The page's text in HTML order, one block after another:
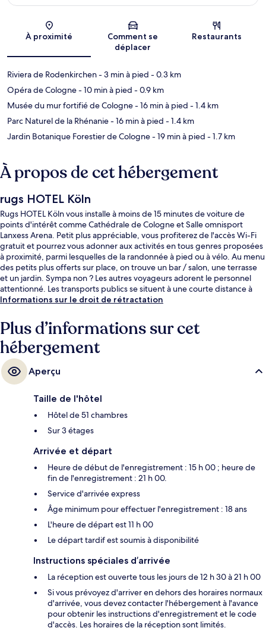
Carte
À proximité
Comment se
déplacer
Restaurants
Riviera de Rodenkirchen- 3 min à pied - 0.3 km
Opéra de Cologne- 10 min à pied - 0.9 km
Musée du mur fortifié de Cologne- 16 min à pied - 1.4 km
Parc Naturel de la Rhénanie- 16 min à pied - 1.4 km
Jardin Botanique Forestier de Cologne- 19 min à pied - 1.7 km
À propos de cet hébergement
rugs HOTEL Köln
Rugs HOTEL Köln vous installe à moins de 15 minutes de voiture de
points d'intérêt comme Cathédrale de Cologne et Salle omnisport
Lanxess Arena. Petit plus appréciable, vous profiterez de l'accès Wi-Fi
gratuit et pourrez vous adonner aux activités en tous genres proposées
à proximité, parmi lesquelles de la randonnée à pied ou à vélo. Au menu
des petits plus offerts sur place, on trouve un bar / salon, une terrasse
et un jardin. Sympa non ? Les autres voyageurs adorent le personnel
attentionné. Les transports publics se situent à une courte distance à
pied : Arrêt de tram Rodenkirchen est à 9 min et Station de métro
Informations sur le droit de rétractation
Plus d’informations sur cet
hébergement
Aperçu
Taille de l'hôtel
Hôtel de 51 chambres
Sur 3 étages
Arrivée et départ
Heure de début de l'enregistrement : 15 h 00 ; heure de
fin de l'enregistrement : 21 h 00.
Service d'arrivée express
Âge minimum pour effectuer l'enregistrement : 18 ans
L'heure de départ est 11 h 00
Le départ tardif est soumis à disponibilité
Instructions spéciales d’arrivée
La réception est ouverte tous les jours de 12 h 30 à 21 h 00
Si vous prévoyez d'arriver en dehors des horaires normaux
d'arrivée, vous devez contacter l'hébergement à l'avance
pour obtenir les instructions d'enregistrement et le code
d'accès. Les horaires de la réception sont limités.